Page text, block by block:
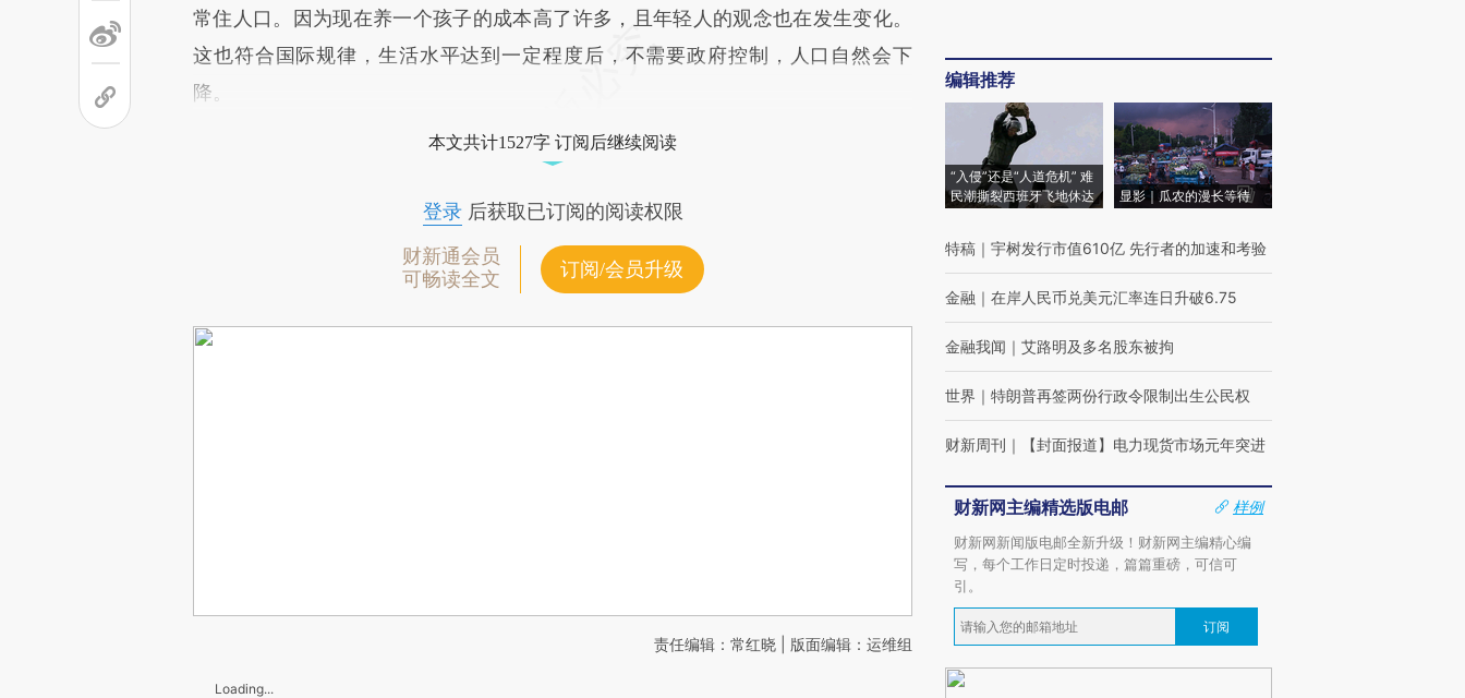
常住人口。因为现在养一个孩子的成本高了许多，且年轻人的观念也在发生变化。
这也符合国际规律，生活水平达到一定程度后，不需要政府控制，人口自然会下
降。
本文共计1527字 订阅后继续阅读
登录后获取已订阅的阅读权限
财新通会员
可畅读全文
订阅/会员升级
责任编辑：常红晓 | 版面编辑：运维组
Loading...
编辑推荐
“入侵”还是“人道危机” 难
民潮撕裂西班牙飞地休达
显影｜瓜农的漫长等待
特稿 ｜ 宇树发行市值610亿 先行者的加速和考验
金融 ｜ 在岸人民币兑美元汇率连日升破6.75
金融我闻 ｜ 艾路明及多名股东被拘
世界 ｜ 特朗普再签两份行政令限制出生公民权
财新周刊 ｜ 【封面报道】电力现货市场元年突进
财新网主编精选版电邮
样例
财新网新闻版电邮全新升级！财新网主编精心编
写，每个工作日定时投递，篇篇重磅，可信可
引。
订阅